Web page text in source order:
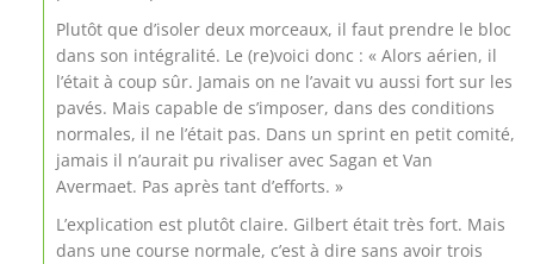
Plutôt que d’isoler deux morceaux, il faut prendre le bloc
dans son intégralité. Le (re)voici donc : « Alors aérien, il
l’était à coup sûr. Jamais on ne l’avait vu aussi fort sur les
pavés. Mais capable de s’imposer, dans des conditions
normales, il ne l’était pas. Dans un sprint en petit comité,
jamais il n’aurait pu rivaliser avec Sagan et Van
Avermaet. Pas après tant d’efforts. »
L’explication est plutôt claire. Gilbert était très fort. Mais
dans une course normale, c’est à dire sans avoir trois